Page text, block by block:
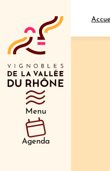
Menu
Agenda